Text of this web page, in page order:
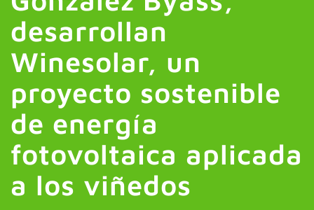
desarrollan
Winesolar, un
proyecto sostenible
de energía
fotovoltaica aplicada
a los viñedos